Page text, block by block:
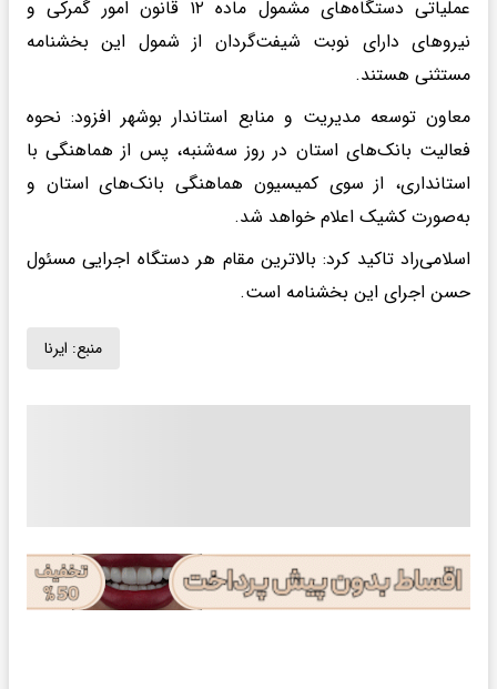
عملیاتی دستگاه‌های مشمول ماده ۱۲ قانون امور گمرکی و
نیروهای دارای نوبت شیفت‌گردان از شمول این بخشنامه
مستثنی هستند.
معاون توسعه مدیریت و منابع استاندار بوشهر افزود: نحوه
فعالیت بانک‌های استان در روز سه‌شنبه، پس از هماهنگی با
استانداری، از سوی کمیسیون هماهنگی بانک‌های استان و
به‌صورت کشیک اعلام خواهد شد.
اسلامی‌راد تاکید کرد: بالاترین مقام هر دستگاه اجرایی مسئول
حسن اجرای این بخشنامه است.
منبع: ایرنا